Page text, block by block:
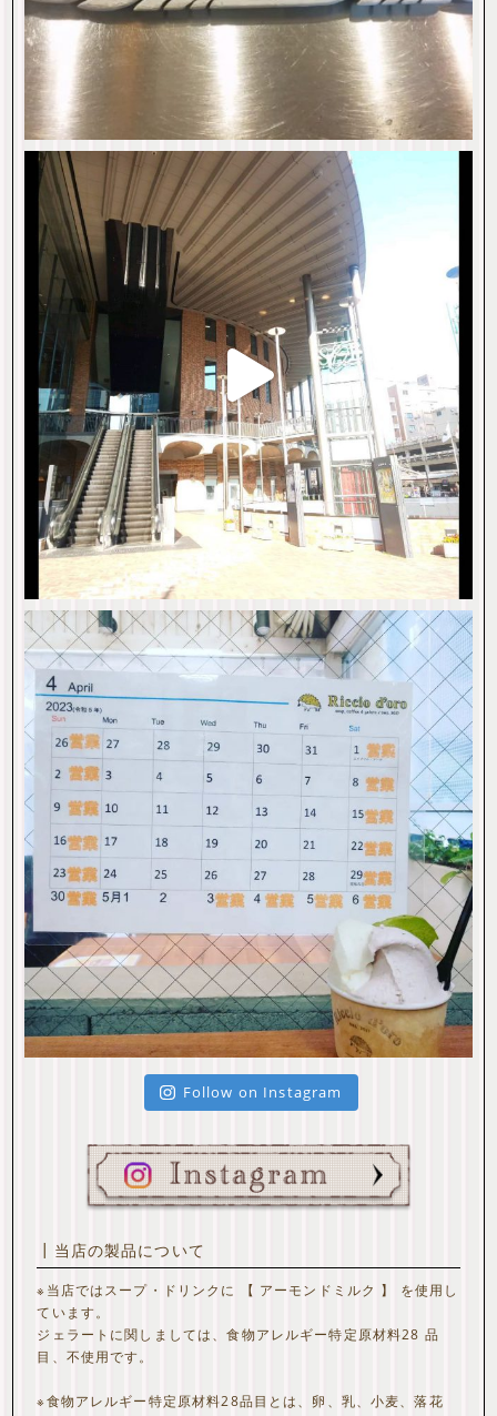
Follow on Instagram
┃当店の製品について
※当店ではスープ・ドリンクに 【 アーモンドミルク 】 を使用し
ています。
ジェラートに関しましては、食物アレルギー特定原材料28 品
目、不使用です。
※食物アレルギー特定原材料28品目とは、卵、乳、小麦、落花